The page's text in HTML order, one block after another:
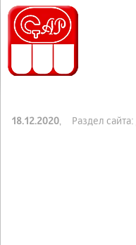
18.12.2020 , Раздел сайта: